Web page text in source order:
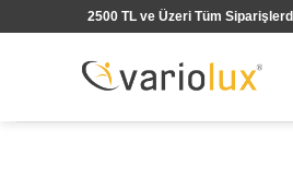
2500 TL ve Üzeri Tüm